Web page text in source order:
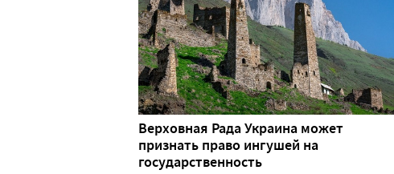
Верховная Рада Украина может
признать право ингушей на
государственность